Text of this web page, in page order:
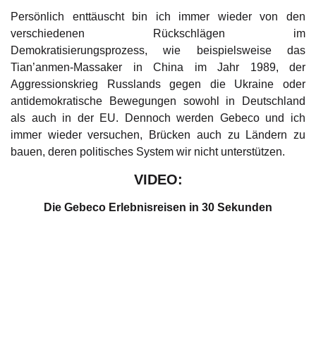
Persönlich enttäuscht bin ich immer wieder von den
verschiedenen Rückschlägen im
Demokratisierungsprozess, wie beispielsweise das
Tian’anmen-Massaker in China im Jahr 1989, der
Aggressionskrieg Russlands gegen die Ukraine oder
antidemokratische Bewegungen sowohl in Deutschland
als auch in der EU. Dennoch werden Gebeco und ich
immer wieder versuchen, Brücken auch zu Ländern zu
bauen, deren politisches System wir nicht unterstützen.
VIDEO:
Die Gebeco Erlebnisreisen in 30 Sekunden